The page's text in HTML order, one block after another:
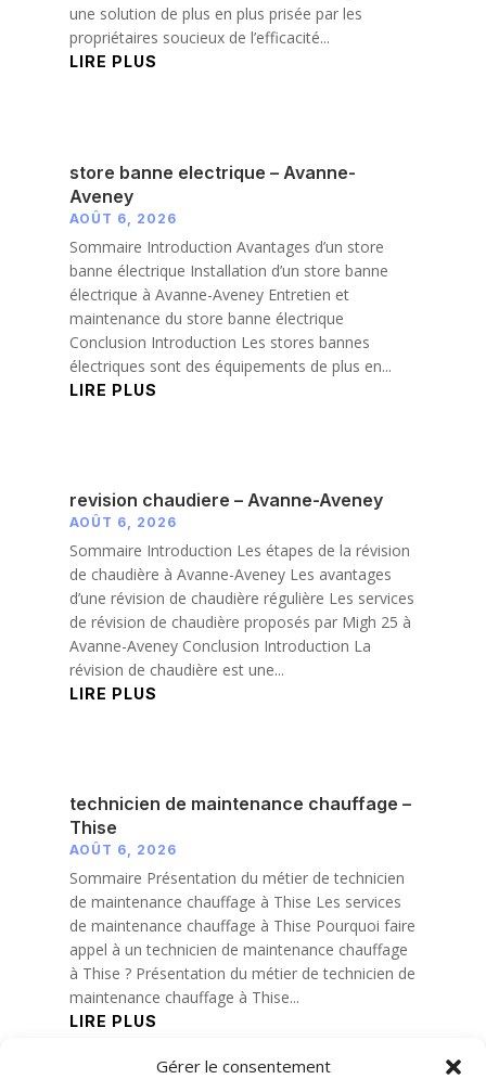
Gérer le consentement
une solution de plus en plus prisée par les
propriétaires soucieux de l’efficacité...
LIRE PLUS
store banne electrique – Avanne-
Aveney
AOÛT 6, 2026
Sommaire Introduction Avantages d’un store
banne électrique Installation d’un store banne
électrique à Avanne-Aveney Entretien et
maintenance du store banne électrique
Conclusion Introduction Les stores bannes
électriques sont des équipements de plus en...
LIRE PLUS
revision chaudiere – Avanne-Aveney
AOÛT 6, 2026
Sommaire Introduction Les étapes de la révision
de chaudière à Avanne-Aveney Les avantages
d’une révision de chaudière régulière Les services
de révision de chaudière proposés par Migh 25 à
Avanne-Aveney Conclusion Introduction La
révision de chaudière est une...
LIRE PLUS
technicien de maintenance chauffage –
Thise
AOÛT 6, 2026
Sommaire Présentation du métier de technicien
de maintenance chauffage à Thise Les services
de maintenance chauffage à Thise Pourquoi faire
appel à un technicien de maintenance chauffage
à Thise ? Présentation du métier de technicien de
maintenance chauffage à Thise...
LIRE PLUS